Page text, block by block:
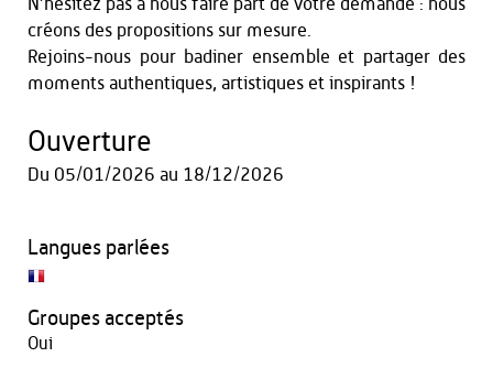
N’hésitez pas à nous faire part de votre demande : nous
créons des propositions sur mesure.
Rejoins-nous pour badiner ensemble et partager des
moments authentiques, artistiques et inspirants !
Ouverture
Du 05/01/2026 au 18/12/2026
Langues parlées
Groupes acceptés
Oui